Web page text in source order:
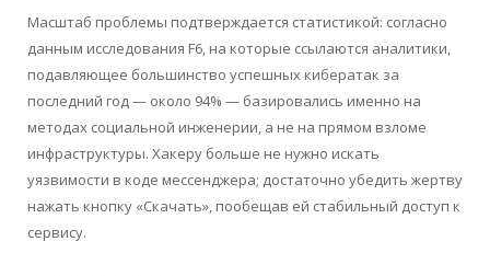
Масштаб проблемы подтверждается статистикой: согласно
данным исследования F6, на которые ссылаются аналитики,
подавляющее большинство успешных кибератак за
последний год — около 94% — базировались именно на
методах социальной инженерии, а не на прямом взломе
инфраструктуры. Хакеру больше не нужно искать
уязвимости в коде мессенджера; достаточно убедить жертву
нажать кнопку «Скачать», пообещав ей стабильный доступ к
сервису.